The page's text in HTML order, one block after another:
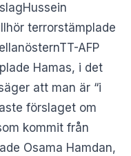
terrorstämplade
AFP
Hamas, i det
att man är “i
förslaget om
kommit från
Osama Hamdan,